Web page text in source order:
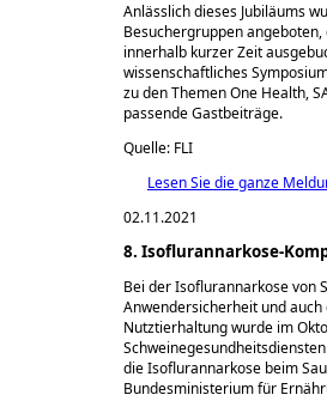
Anlässlich dieses Jubiläums
Besuchergruppen
innerhalb kurzer Zeit
wissenschaftliches
zu den Themen One Health,
passende Gastbeiträge.
Quelle: FLI
Lesen Sie die ganze
02.11.2021
8. Isoflurannarkose-
Bei der Isoflurannarkose von
Anwendersicherheit und
Nutztierhaltung wurde im
die Isoflurannarkose beim
Bundesministerium für